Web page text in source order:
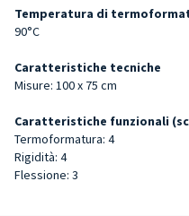
Temperatura di
90°C
Caratteristiche tecniche
Misure: 100 x 75 cm
Caratteristiche funzionali
Termoformatura: 4
Rigidità: 4
Flessione: 3